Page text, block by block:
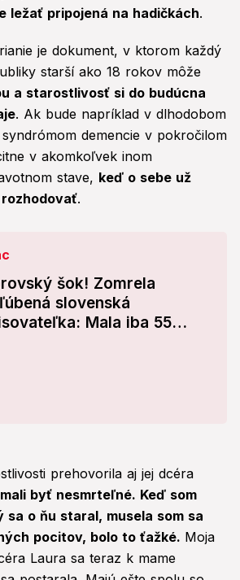
ležať pripojená na hadičkách.
je dokument, v ktorom každý
starší ako 18 rokov môže
a starostlivosť si do budúcna
. Ak bude napríklad v dlhodobom
demencie v pokročilom
v akomkoľvek inom
stave, keď o sebe už
.
šok! Zomrela
slovenská
Mala iba 55
prehovorila aj jej dcéra
byť nesmrteľné. Keď som
sa o ňu staral, musela som sa
pocitov, bolo to ťažké. Moja
Laura sa teraz k mame